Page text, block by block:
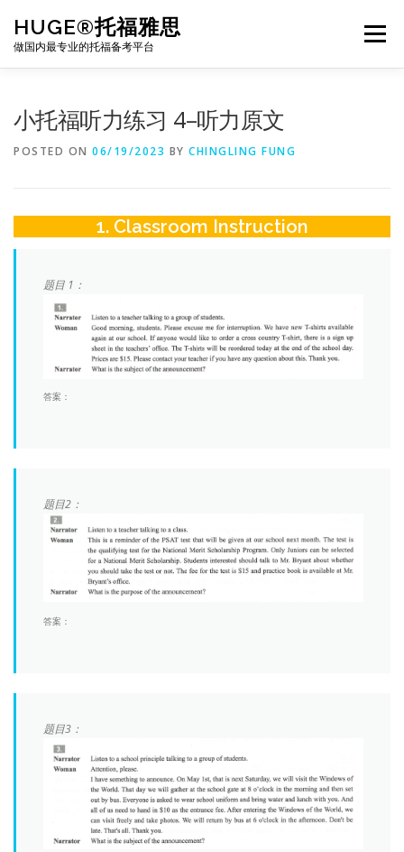
content
HUGE®托福雅思
做国内最专业的托福备考平台
Menu
BJ北京｜OFFICE 托福题库登陆
小托福听力练习 4–听力原文
POSTED ON 06/19/2023 BY CHINGLING FUNG
1. Classroom Instruction
题目 1：
答案：
题目2：
答案：
题目3：